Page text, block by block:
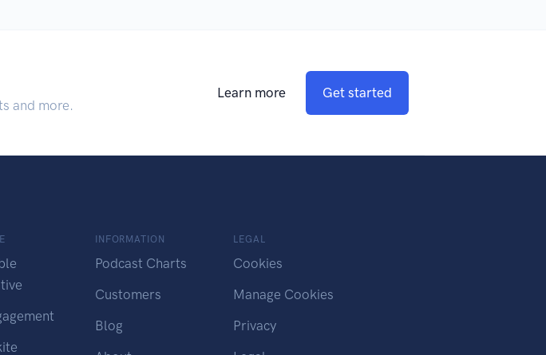
and more.
Learn more Get started
INFORMATION
Podcast Charts
Customers
Blog
LEGAL
Cookies
Manage Cookies
Privacy